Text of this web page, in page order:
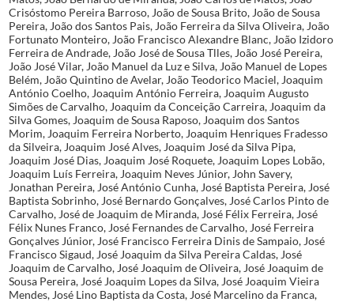
Crisóstomo Pereira Barroso, João de Sousa Brito, João de Sousa
Pereira, João dos Santos Pais, João Ferreira da Silva Oliveira, João
Fortunato Monteiro, João Francisco Alexandre Blanc, João Izidoro
Ferreira de Andrade, João José de Sousa Tlles, João José Pereira,
João José Vilar, João Manuel da Luz e Silva, João Manuel de Lopes
Belém, João Quintino de Avelar, João Teodorico Maciel, Joaquim
António Coelho, Joaquim António Ferreira, Joaquim Augusto
Simões de Carvalho, Joaquim da Conceição Carreira, Joaquim da
Silva Gomes, Joaquim de Sousa Raposo, Joaquim dos Santos
Morim, Joaquim Ferreira Norberto, Joaquim Henriques Fradesso
da Silveira, Joaquim José Alves, Joaquim José da Silva Pipa,
Joaquim José Dias, Joaquim José Roquete, Joaquim Lopes Lobão,
Joaquim Luís Ferreira, Joaquim Neves Júnior, John Savery,
Jonathan Pereira, José António Cunha, José Baptista Pereira, José
Baptista Sobrinho, José Bernardo Gonçalves, José Carlos Pinto de
Carvalho, José de Joaquim de Miranda, José Félix Ferreira, José
Félix Nunes Franco, José Fernandes de Carvalho, José Ferreira
Gonçalves Júnior, José Francisco Ferreira Dinis de Sampaio, José
Francisco Sigaud, José Joaquim da Silva Pereira Caldas, José
Joaquim de Carvalho, José Joaquim de Oliveira, José Joaquim de
Sousa Pereira, José Joaquim Lopes da Silva, José Joaquim Vieira
Mendes, José Lino Baptista da Costa, José Marcelino da Franca,